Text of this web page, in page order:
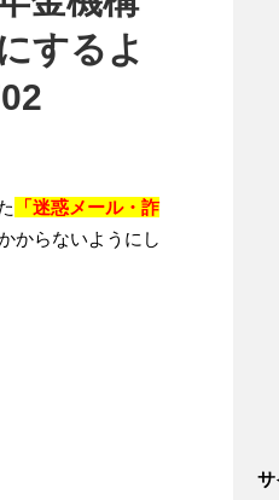
するよ
「迷惑メール・詐
からないようにし
サ